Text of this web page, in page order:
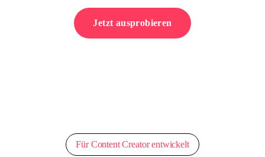
Jetzt ausprobieren
Für Content Creator entwickelt